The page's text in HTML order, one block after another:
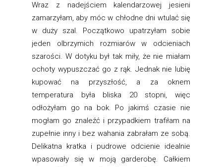
Wraz z nadejściem kalendarzowej jesieni
zamarzyłam, aby móc w chłodne dni wtulać się
w duży szal. Początkowo upatrzyłam sobie
jeden olbrzymich rozmiarów w odcieniach
szarości. W dotyku był tak miły, że nie miałam
ochoty wypuszczać go z rąk. Jednak nie lubię
kupować na przyszłość, a za oknem
temperatura była bliska 20 stopni, więc
odłożyłam go na bok. Po jakimś czasie nie
mogłam go znaleźć i przypadkiem trafiłam na
zupełnie inny i bez wahania zabrałam ze sobą.
Delikatna kratka i pudrowe odcienie idealnie
wpasowały się w moją garderobę. Całkiem